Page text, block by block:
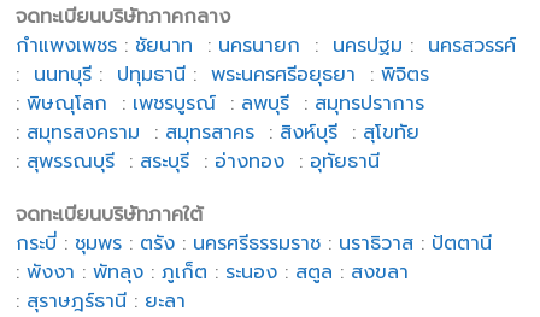
จดทะเบียนบริษัทภาคกลาง
กำแพงเพชร : ชัยนาท : นครนายก : นครปฐม : นครสวรรค์
: นนทบุรี : ปทุมธานี :พระนครศรีอยุธยา :พิจิตร
:พิษณุโลก : เพชรบูรณ์ : ลพบุรี : สมุทรปราการ
: สมุทรสงคราม : สมุทรสาคร : สิงห์บุรี : สุโขทัย
: สุพรรณบุรี : สระบุรี : อ่างทอง : อุทัยธานี
จดทะเบียนบริษัทภาคใต้
กระบี่ : ชุมพร : ตรัง : นครศรีธรรมราช : นราธิวาส : ปัตตานี
:พังงา :พัทลุง :ภูเก็ต : ระนอง : สตูล : สงขลา
: สุราษฎร์ธานี : ยะลา